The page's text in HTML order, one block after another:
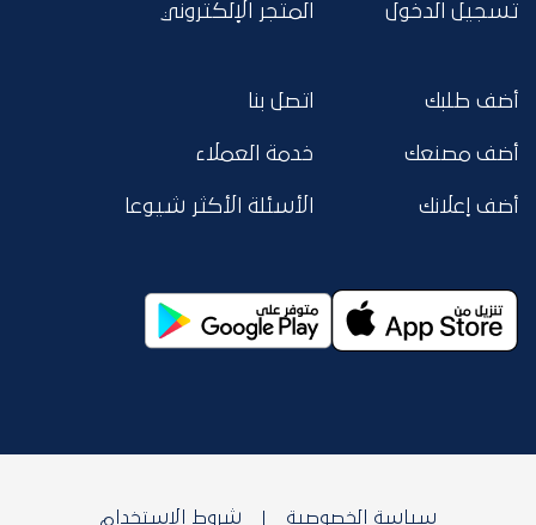
تسجيل الدخول المتجر الإلكتروني
أضف طلبك
أضف مصنعك
أضف إعلانك
اتصل بنا
خدمة العملاء
الأسئلة الأكثر شيوعا
سياسة الخصوصية شروط الاستخدام